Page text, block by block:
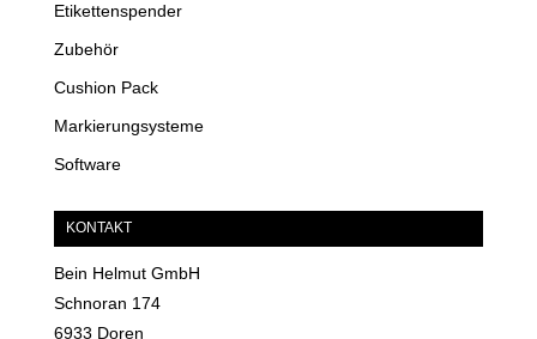
Etikettenspender
Zubehör
Cushion Pack
Markierungsysteme
Software
KONTAKT
Bein Helmut GmbH
Schnoran 174
6933 Doren